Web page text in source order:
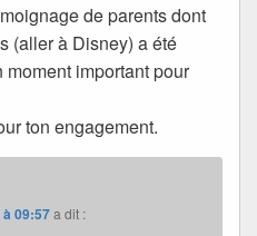
de parents dont
(aller à Disney) a été
moment important pour
ton engagement.
09:57a dit :